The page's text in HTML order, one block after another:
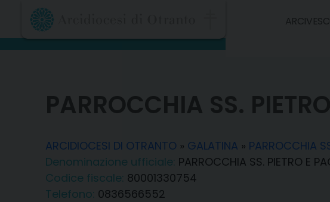
content
PARROCCHIA SS.
ARCIDIOCESI DI OTRANTO » GALATINA » PARROCCHIA
Denominazione ufficiale: PARROCCHIA SS. PIETRO E
Codice fiscale: 80001330754
Telefono: 0836566552